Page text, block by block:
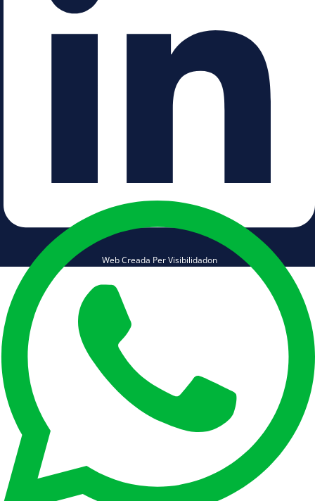
Web Creada Per Visibilidadon